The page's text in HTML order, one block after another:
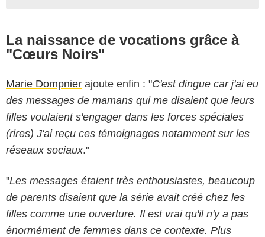
La naissance de vocations grâce à
"Cœurs Noirs"
Marie Dompnier ajoute enfin : "C'est dingue car j'ai eu
des messages de mamans qui me disaient que leurs
filles voulaient s'engager dans les forces spéciales
(rires) J'ai reçu ces témoignages notamment sur les
réseaux sociaux."
"Les messages étaient très enthousiastes, beaucoup
de parents disaient que la série avait créé chez les
filles comme une ouverture. Il est vrai qu'il n'y a pas
énormément de femmes dans ce contexte. Plus